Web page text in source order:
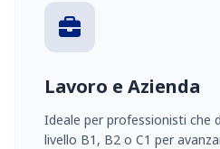
Lavoro e Azienda
Ideale per professionisti che
livello B1, B2 o C1 per